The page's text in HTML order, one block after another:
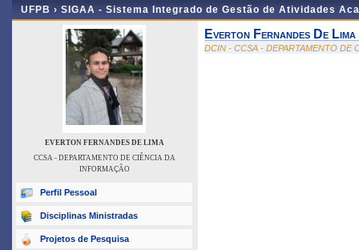
UFPB › SIGAA - Sistema Integrado de Gestão de Atividades
EVERTON FERNANDES DE LIMA
CCSA - DEPARTAMENTO DE CIÊNCIA DA
INFORMAÇÃO
Perfil Pessoal
Disciplinas Ministradas
Projetos de Pesquisa
Everton Fernandes De Lima
DCIN - CCSA - DEPARTAMENTO DE